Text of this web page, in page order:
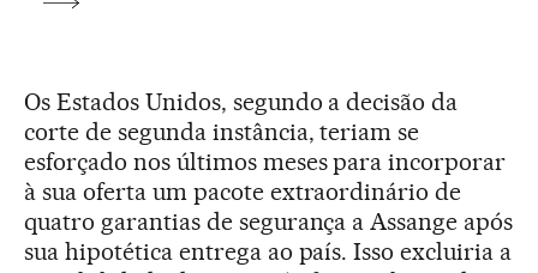
Os Estados Unidos, segundo a decisão da
corte de segunda instância, teriam se
esforçado nos últimos meses para incorporar
à sua oferta um pacote extraordinário de
quatro garantias de segurança a Assange após
sua hipotética entrega ao país. Isso excluiria a